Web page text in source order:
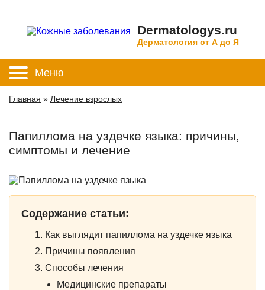
Dermatologys.ru
Дерматология от А до Я
Меню
Главная » Лечение взрослых
Папиллома на уздечке языка: причины,
симптомы и лечение
Содержание статьи:
Как выглядит папиллома на уздечке языка
Причины появления
Способы лечения
Медицинские препараты